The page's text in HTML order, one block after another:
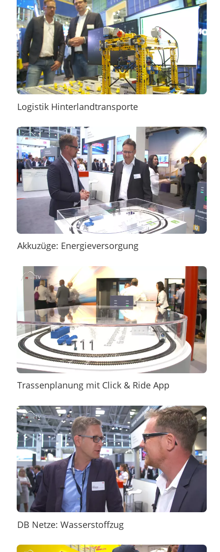
Logistik Hinterlandtransporte
Akkuzüge: Energieversorgung
Trassenplanung mit Click & Ride App
DB Netze: Wasserstoffzug